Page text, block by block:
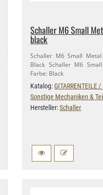
Schaller M6 Small
black
Schaller M6 Small
Black Schaller M6
Farbe: Black
Katalog:GITARRENTEILE
Sonstige Mechaniken &
Hersteller:Schaller